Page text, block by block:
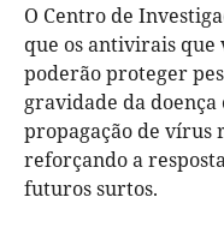
O Centro de
que os antivirais que
poderão proteger
gravidade da
propagação de vírus
reforçando a
futuros surtos.